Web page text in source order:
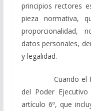
principios rectores
pieza normativa,
proporcionalidad,
datos personales,
y legalidad.
Cuando el
del Poder
artículo 6º, que